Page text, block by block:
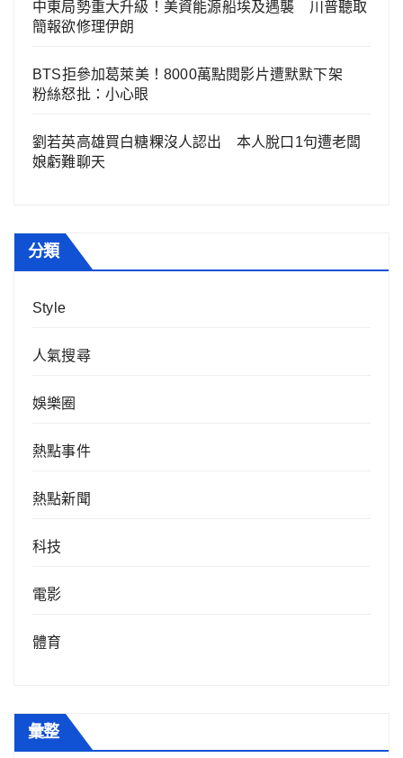
中東局勢重大升級！美資能源船埃及遇襲 川普聽取
簡報欲修理伊朗
BTS拒參加葛萊美！8000萬點閱影片遭默默下架
粉絲怒批：小心眼
劉若英高雄買白糖粿沒人認出 本人脫口1句遭老闆
娘虧難聊天
分類
Style
人氣搜尋
娛樂圈
熱點事件
熱點新聞
科技
電影
體育
彙整